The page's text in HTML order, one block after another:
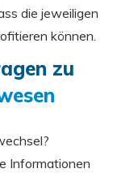
die jeweiligen
können.
zu
Informationen